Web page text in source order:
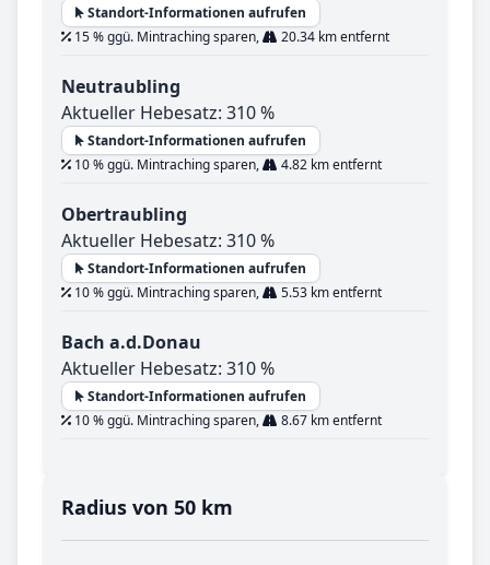
Standort-Informationen aufrufen
15 % ggü. Mintraching sparen,
20.34 km entfernt
Neutraubling
Aktueller Hebesatz: 310 %
Standort-Informationen aufrufen
10 % ggü. Mintraching sparen,
4.82 km entfernt
Obertraubling
Aktueller Hebesatz: 310 %
Standort-Informationen aufrufen
10 % ggü. Mintraching sparen,
5.53 km entfernt
Bach a.d.Donau
Aktueller Hebesatz: 310 %
Standort-Informationen aufrufen
10 % ggü. Mintraching sparen,
8.67 km entfernt
Radius von 50 km